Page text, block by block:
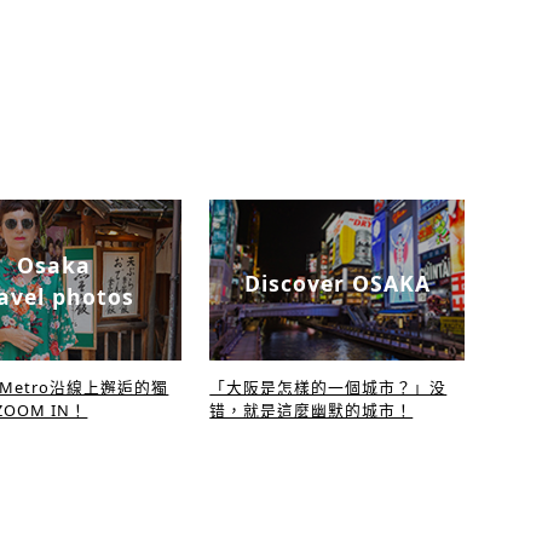
Osaka
photos
沿線上邂逅的獨
IN！
Discover OSAKA
「大阪是怎樣的一個城市？」没
错，就是這麼幽默的城市！